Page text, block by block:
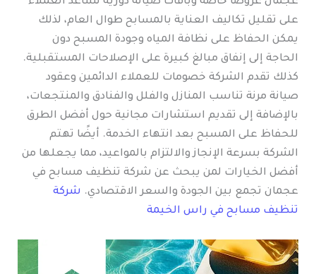
على تقليل تكاليف العناية بالمسابح طوال العام، لذلك
يمكن الحفاظ على نظافة المياه وجودة المسبح دون
الحاجة إلى إنفاق مبالغ كبيرة على الإصلاحات المستقبلية.
كذلك تقدم الشركة خصومات للعملاء الدائمين وعقود
صيانة مرنة تناسب المنازل والفلل والفنادق والمنتجعات،
بالإضافة إلى تقديم استشارات مجانية حول أفضل الطرق
للحفاظ على المسبح بعد انتهاء الخدمة. أيضًا تهتم
الشركة بسرعة الإنجاز والالتزام بالمواعيد، مما يجعلها من
أفضل الخيارات لمن يبحث عن شركة تنظيف مسابح في
عجمان تجمع بين الجودة والسعر الاقتصادي. شركة
تنظيف مسابح في راس الخيمة